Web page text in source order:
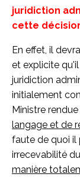
juridiction
cette
En effet, il
et explicite
juridiction
initialement
Ministre
langage et de
faute de quoi il
irrecevabilité
manière